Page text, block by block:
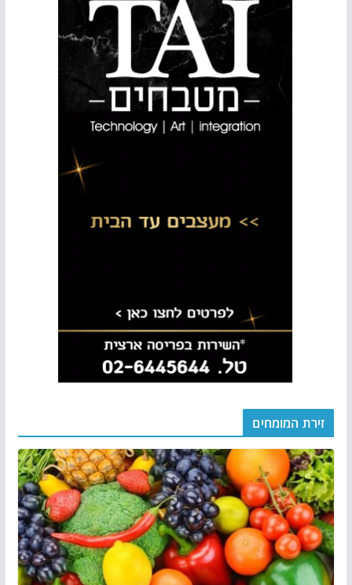
זירת המומחים